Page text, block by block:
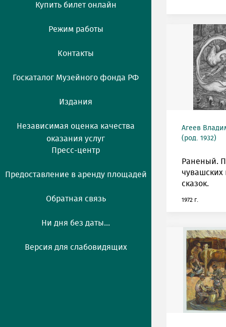
Купить билет онлайн
Режим работы
Контакты
Госкаталог Музейного фонда РФ
Издания
Независимая оценка качества
оказания услуг
Пресс-центр
Предоставление в аренду площадей
Обратная связь
Ни дня без даты...
Версия для слабовидящих
Агеев
(род. 1932)
Раненый.
чувашских
сказок.
1972 г.